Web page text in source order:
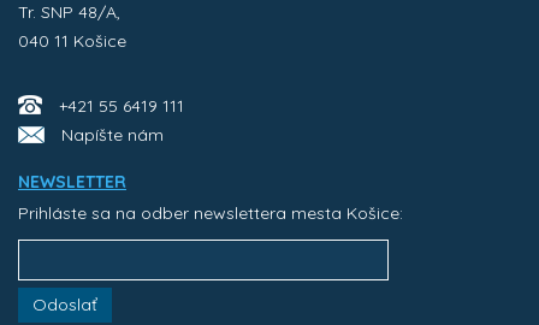
Tr. SNP 48/A,
040 11 Košice
+421 55 6419 111
Napíšte nám
NEWSLETTER
Prihláste sa na odber newslettera mesta Košice:
Odoslať